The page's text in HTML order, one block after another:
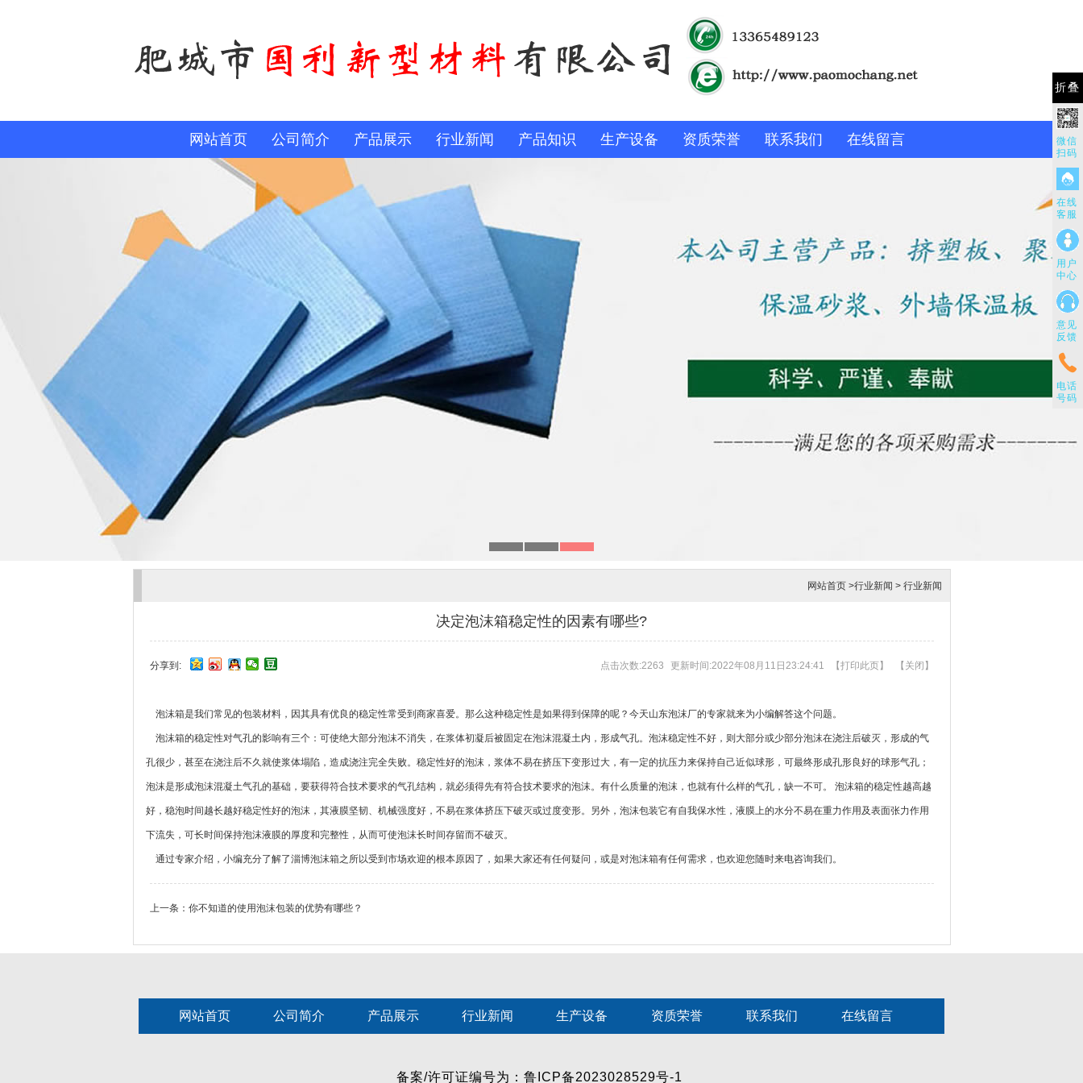
折叠
微信
扫码
在线
客服
用户
中心
意见
反馈
电话
号码
网站首页 公司简介 产品展示 行业新闻 产品知识 生产设备 资质荣誉 联系我们 在线留言
1 2 3
网站首页>行业新闻 > 行业新闻
决定泡沫箱稳定性的因素有哪些?
分享到: 点击次数:2263 更新时间:2022年08月11日23:24:41 【打印此页】 【 关闭 】
泡沫箱是我们常见的包装材料，因其具有优良的稳定性常受到商家喜爱。那么这种稳定性是如果得到保障的呢？今天山东泡沫厂的专家就来为小编解答这个问题。
泡沫箱的稳定性对气孔的影响有三个：可使绝大部分泡沫不消失，在浆体初凝后被固定在泡沫混凝土内，形成气孔。泡沫稳定性不好，则大部分或少部分泡沫在浇注后破灭，形成的气
孔很少，甚至在浇注后不久就使浆体塌陷，造成浇注完全失败。稳定性好的泡沫，浆体不易在挤压下变形过大，有一定的抗压力来保持自己近似球形，可最终形成孔形良好的球形气孔；
泡沫是形成泡沫混凝土气孔的基础，要获得符合技术要求的气孔结构，就必须得先有符合技术要求的泡沫。有什么质量的泡沫，也就有什么样的气孔，缺一不可。 泡沫箱的稳定性越高越
好，稳泡时间越长越好稳定性好的泡沫，其液膜坚韧、机械强度好，不易在浆体挤压下破灭或过度变形。另外，泡沫包装它有自我保水性，液膜上的水分不易在重力作用及表面张力作用
下流失，可长时间保持泡沫液膜的厚度和完整性，从而可使泡沫长时间存留而不破灭。
通过专家介绍，小编充分了解了淄博泡沫箱之所以受到市场欢迎的根本原因了，如果大家还有任何疑问，或是对泡沫箱有任何需求，也欢迎您随时来电咨询我们。
上一条： 你不知道的使用泡沫包装的优势有哪些？
网站首页 公司简介 产品展示 行业新闻 生产设备 资质荣誉 联系我们 在线留言
备案/许可证编号为：鲁ICP备2023028529号-1